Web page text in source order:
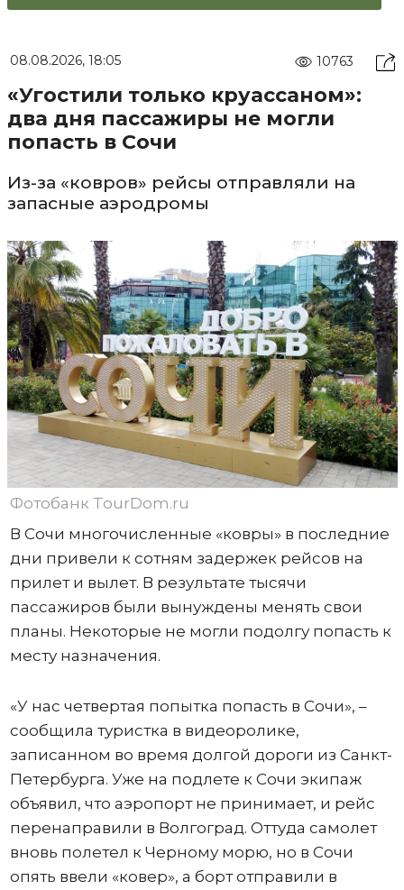
08.08.2026, 18:05 10763
«Угостили только круассаном»:
два дня пассажиры не могли
попасть в Сочи
Из-за «ковров» рейсы отправляли на
запасные аэродромы
Фотобанк TourDom.ru
В Сочи многочисленные «ковры» в последние
дни привели к сотням задержек рейсов на
прилет и вылет. В результате тысячи
пассажиров были вынуждены менять свои
планы. Некоторые не могли подолгу попасть к
месту назначения.
«У нас четвертая попытка попасть в Сочи», –
сообщила туристка в видеоролике,
записанном во время долгой дороги из Санкт-
Петербурга. Уже на подлете к Сочи экипаж
объявил, что аэропорт не принимает, и рейс
перенаправили в Волгоград. Оттуда самолет
вновь полетел к Черному морю, но в Сочи
опять ввели «ковер», а борт отправили в